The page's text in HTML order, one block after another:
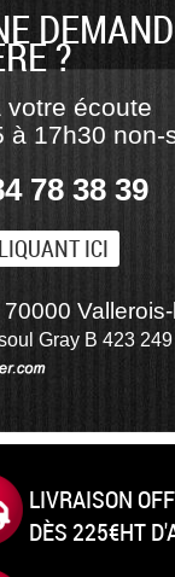
?
écoute
à 17h30 non-
78 38 39
ICI
Gray B 423
LIVRAISON
DÈS 225€HT